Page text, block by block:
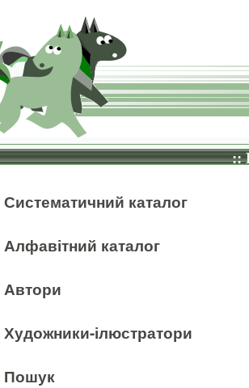
::
Систематичний каталог
Алфавітний каталог
Автори
Художники-ілюстратори
Пошук